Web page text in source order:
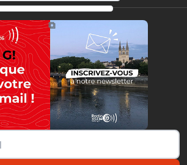
https://radio-g.fr?12455
⧉